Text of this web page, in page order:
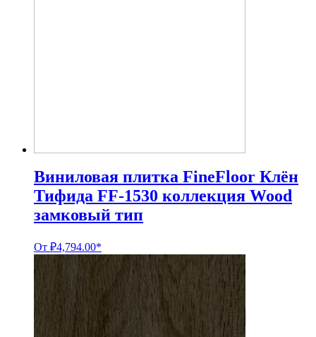
Виниловая плитка FineFloor Клён
Тифида FF-1530 коллекция Wood
замковый тип
От ₽4,794.00*